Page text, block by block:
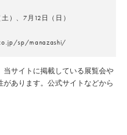
）、7月12日（日）
sp/manazashi/
サイトに掲載している展覧会や
あります。公式サイトなどから